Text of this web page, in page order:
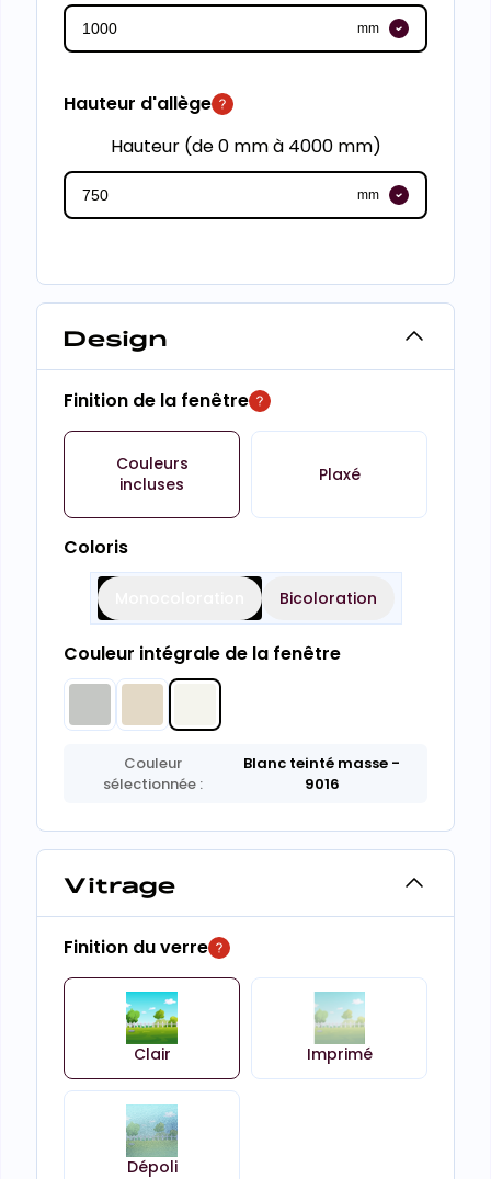
mm
Hauteur d'allège
Hauteur (de 0 mm à 4000 mm)
mm
Design
Finition de la fenêtre
Couleurs
incluses
Plaxé
Coloris
Bicoloration
Couleur intégrale de la fenêtre
Couleur
sélectionnée :
Blanc teinté masse -
9016
Vitrage
Finition du verre
Clair Imprimé
Dépoli